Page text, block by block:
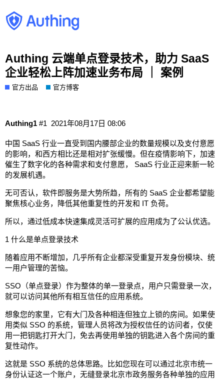
Authing 云端单点登录技术，助力 SaaS
企业轻松上阵加速业务布局 ｜ 案例
官方出品 官方博客
Authing1 2021年08月17日 08:06
#1
中国 SaaS 行业一直受到国内腰部企业的数量规模以及支付意愿
的影响，和西方相比还是相对扩张缓慢。但在疫情影响下，加速
催生了数字化的各种需求和支付意愿， SaaS 行业正迎来新一轮
的发展机遇。
无可否认，软件即服务是大势所趋，所有的 SaaS 企业都希望能
聚焦核心业务，降低其他重复性的开发和 IT 负荷。
所以，通过低成本快速集成灵活可扩展的应用成为了公认优选。
1 什么是单点登录技术
随着应用不断增加，几乎所有企业都深受重复开发身份模块、统
一用户管理的苦恼。
SSO（单点登录）作为整体的单一登录点，用户只需登录一次，
就可以访问其他所有相互信任的应用系统。
想象您的家里，它有大门及各种相连但独立上锁的房间。如果使
用类似 SSO 的系统，管理人员将改为授权信任的访问者，仅使
用一把钥匙打开大门，免去再使用单独的钥匙进入各个房间的重
复性动作。
这就是 SSO 系统的总体思路。比如您现在可以通过北京市统一
身份认证这一个账户，无缝登录北京市政务服务各种单独的应用